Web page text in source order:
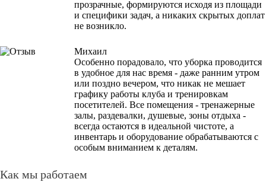
прозрачные, формируются исходя из площади
и специфики задач, а никаких скрытых доплат
не возникло.
Михаил
Особенно порадовало, что уборка проводится
в удобное для нас время - даже ранним утром
или поздно вечером, что никак не мешает
графику работы клуба и тренировкам
посетителей. Все помещения - тренажерные
залы, раздевалки, душевые, зоны отдыха -
всегда остаются в идеальной чистоте, а
инвентарь и оборудование обрабатываются с
особым вниманием к деталям.
Как мы работаем